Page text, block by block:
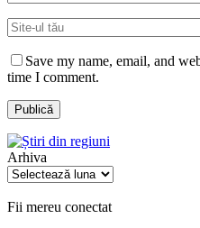
Save my name, email, and
time I comment.
Arhiva
Arhiva
Fii mereu conectat